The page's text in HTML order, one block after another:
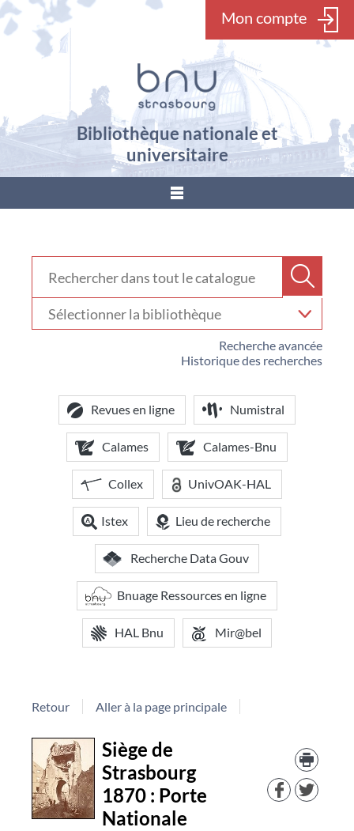
Mon compte
Bibliothèque nationale et
universitaire
???
Recherche avancée
Historique des recherches
votre
bibliothèque
Revues en ligne Numistral
Calames Calames-Bnu
Collex UnivOAK-HAL
Istex Lieu de recherche
Recherche Data Gouv
Bnuage Ressources en ligne
HAL Bnu Mir@bel
Retour Aller à la page principale
Détail
document
Siège de
Strasbourg
1870 : Porte
Nationale